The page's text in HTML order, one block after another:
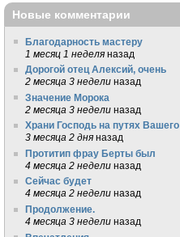
Новые комментарии
Благодарность мастеру
1 месяц 1 неделя назад
Дорогой отец Алексий, очень
2 месяца 3 недели назад
Значение Морока
2 месяца 3 недели назад
Храни Господь на путях Вашего
3 месяца 2 дня назад
Протитип фрау Берты был
4 месяца 2 недели назад
Сейчас будет
4 месяца 2 недели назад
Продолжение.
4 месяца 3 недели назад